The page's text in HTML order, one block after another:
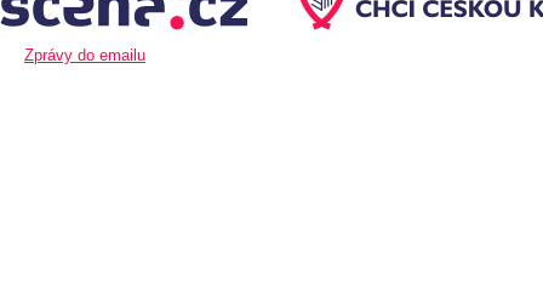
Zprávy do emailu